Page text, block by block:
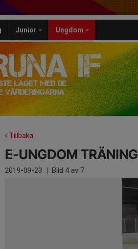
Junior Ungdom
Tillbaka
E-UNGDOM TRÄNING
2019-09-23 | Bild 4av 7